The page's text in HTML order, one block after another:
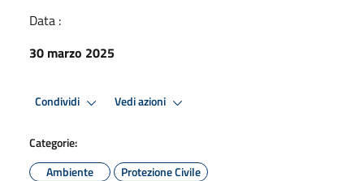
Data :
30 marzo 2025
Condividi Vedi azioni
Categorie:
Ambiente
Protezione Civile